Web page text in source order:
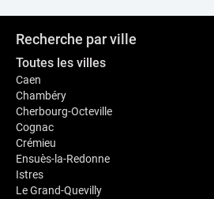
Recherche par ville
Toutes les villes
Caen
Chambéry
Cherbourg-Octeville
Cognac
Crémieu
Ensuès-la-Redonne
Istres
Le Grand-Quevilly